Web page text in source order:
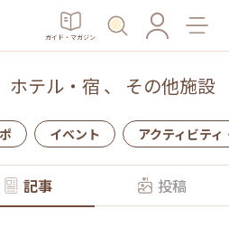
ガイド・マガジン
ホテル・宿 、 その他施設
イベント アクティビティ
記事 投稿